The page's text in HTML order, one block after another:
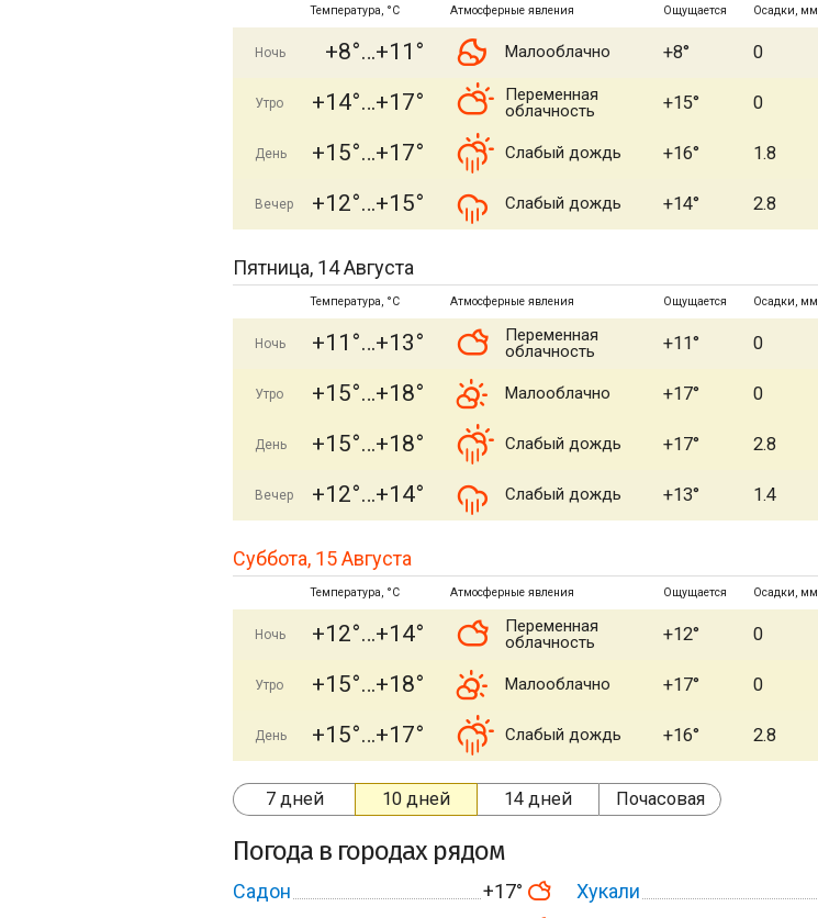
Температура, °C Атмосферные явления Ощущается Осадки, мм
Ночь +8° +11° Малооблачно +8° 0
Утро +14° +17°
Переменная
облачность
+15° 0
День +15° +17° Слабый дождь +16° 1.8
Вечер +12° +15° Слабый дождь +14° 2.8
Пятница, 14 Августа
Температура, °C Атмосферные явления Ощущается Осадки, мм
Ночь +11° +13°
Переменная
облачность
+11° 0
Утро +15° +18° Малооблачно +17° 0
День +15° +18° Слабый дождь +17° 2.8
Вечер +12° +14° Слабый дождь +13° 1.4
Суббота, 15 Августа
Температура, °C Атмосферные явления Ощущается Осадки, мм
Ночь +12° +14°
Переменная
облачность
+12° 0
Утро +15° +18° Малооблачно +17° 0
День +15° +17° Слабый дождь +16° 2.8
7 дней 10 дней 14 дней Почасовая
Погода в городах рядом
Садон +17° Хукали